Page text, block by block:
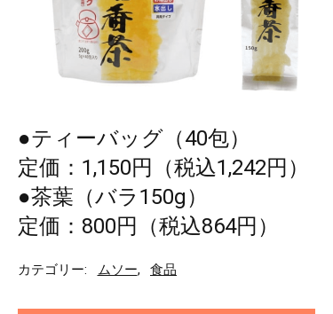
●ティーバッグ（40包）
定価：1,150円（税込1,242円）
●茶葉（バラ150g）
定価：800円（税込864円）
カテゴリー: ムソー, 食品